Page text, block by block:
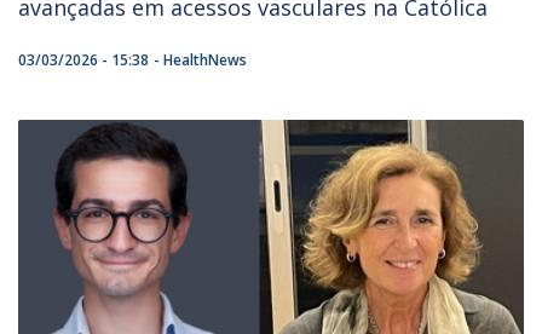
avançadas em acessos vasculares na Católica
03/03/2026 - 15:38 HealthNews